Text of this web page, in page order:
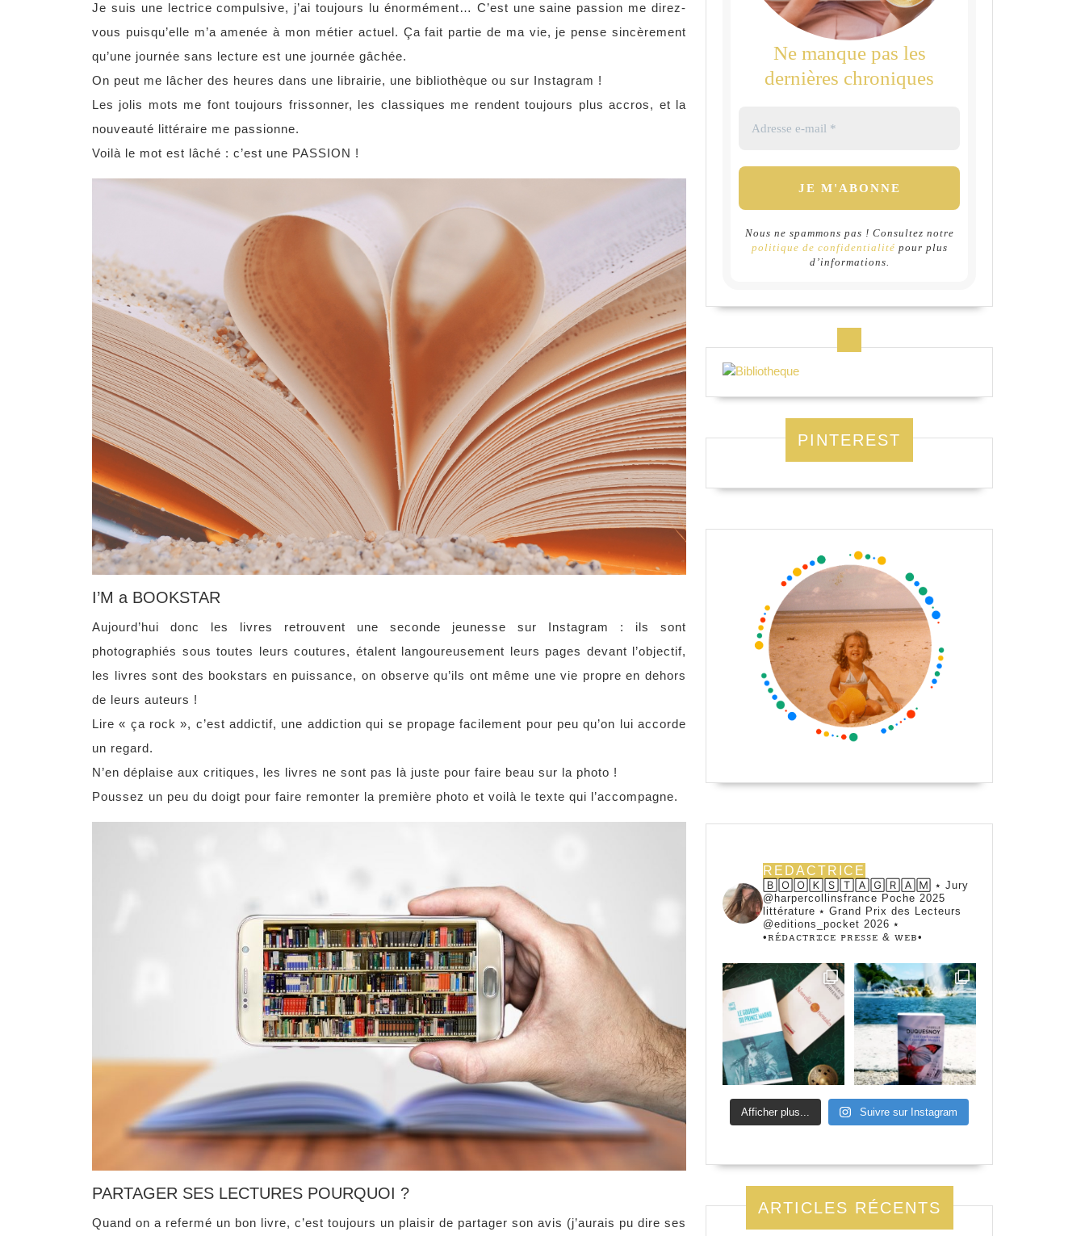
Je suis une lectrice compulsive, j’ai toujours lu énormément… C’est une saine passion me direz-
vous puisqu’elle m’a amenée à mon métier actuel. Ça fait partie de ma vie, je pense sincèrement
qu’une journée sans lecture est une journée gâchée.
On peut me lâcher des heures dans une librairie, une bibliothèque ou sur Instagram !
Les jolis mots me font toujours frissonner, les classiques me rendent toujours plus accros, et la
nouveauté littéraire me passionne.
Voilà le mot est lâché : c’est une PASSION !
I’M a BOOKSTAR
Aujourd’hui donc les livres retrouvent une seconde jeunesse sur Instagram : ils sont
photographiés sous toutes leurs coutures, étalent langoureusement leurs pages devant l’objectif,
les livres sont des bookstars en puissance, on observe qu’ils ont même une vie propre en dehors
de leurs auteurs !
Lire « ça rock », c’est addictif, une addiction qui se propage facilement pour peu qu’on lui accorde
un regard.
N’en déplaise aux critiques, les livres ne sont pas là juste pour faire beau sur la photo !
Poussez un peu du doigt pour faire remonter la première photo et voilà le texte qui l’accompagne.
PARTAGER SES LECTURES POURQUOI ?
Quand on a refermé un bon livre, c’est toujours un plaisir de partager son avis (j’aurais pu dire ses
Ne manque pas les
dernières chroniques
Nous ne spammons pas ! Consultez notre
politique de confidentialité pour plus
d’informations.
PINTEREST
REDACTRICE
🄱🄾🄾🄺🅂🅃🄰🄶🅁🄰🄼 ⭑ Jury
@harpercollinsfrance Poche 2025
littérature ⭑ Grand Prix des Lecteurs
@editions_pocket 2026 ⭑
•ꭱꭼ́ꭰꭺꮯꭲꭱꮖꮯꭼ ꮲꭱꭼꮪꮪꭼ & ꮃꭼᏼ•
Afficher plus... Suivre sur Instagram
ARTICLES RÉCENTS